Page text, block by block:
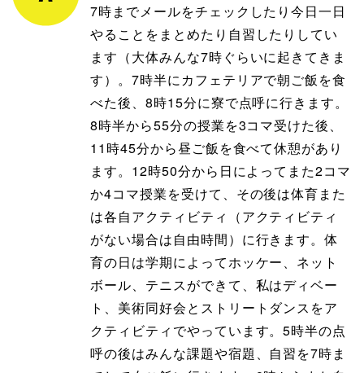
7時までメールをチェックしたり今日一日
やることをまとめたり自習したりしてい
ます（大体みんな7時ぐらいに起きてきま
す）。7時半にカフェテリアで朝ご飯を食
べた後、8時15分に寮で点呼に行きます。
8時半から55分の授業を3コマ受けた後、
11時45分から昼ご飯を食べて休憩があり
ます。12時50分から日によってまた2コマ
か4コマ授業を受けて、その後は体育また
は各自アクティビティ（アクティビティ
がない場合は自由時間）に行きます。体
育の日は学期によってホッケー、ネット
ボール、テニスができて、私はディベー
ト、美術同好会とストリートダンスをア
クティビティでやっています。5時半の点
呼の後はみんな課題や宿題、自習を7時ま